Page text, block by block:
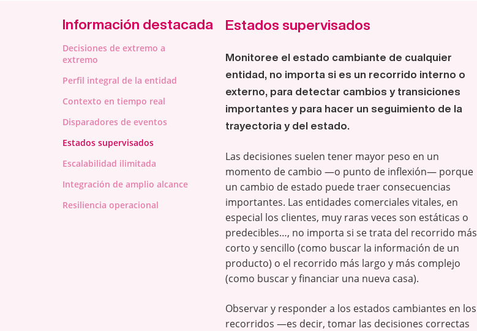
Información destacada
Decisiones de extremo a
extremo
Perfil integral de la entidad
Contexto en tiempo real
Disparadores de eventos
Estados supervisados
Escalabilidad ilimitada
Integración de amplio alcance
Resiliencia operacional
Estados supervisados
Monitoree el estado cambiante de cualquier
entidad, no importa si es un recorrido interno o
externo, para detectar cambios y transiciones
importantes y para hacer un seguimiento de la
trayectoria y del estado.
Las decisiones suelen tener mayor peso en un
momento de cambio —o punto de inflexión— porque
un cambio de estado puede traer consecuencias
importantes. Las entidades comerciales vitales, en
especial los clientes, muy raras veces son estáticas o
predecibles…, no importa si se trata del recorrido más
corto y sencillo (como buscar la información de un
producto) o el recorrido más largo y más complejo
(como buscar y financiar una nueva casa).
Observar y responder a los estados cambiantes en los
recorridos —es decir, tomar las decisiones correctas